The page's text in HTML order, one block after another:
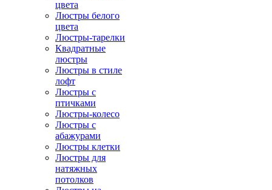
цвета
Люстры белого
цвета
Люстры-тарелки
Квадратные
люстры
Люстры в стиле
лофт
Люстры с
птичками
Люстры-колесо
Люстры с
абажурами
Люстры клетки
Люстры для
натяжных
потолков